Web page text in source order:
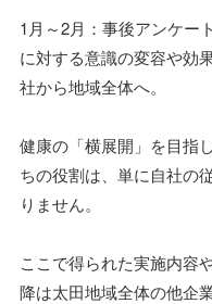
1月～2月：事後アンケー
に対する意識の変容や効
社から地域全体へ。
健康の「横展開」を目指
ちの役割は、単に自社の
りません。
ここで得られた実施内容
降は太田地域全体の他企